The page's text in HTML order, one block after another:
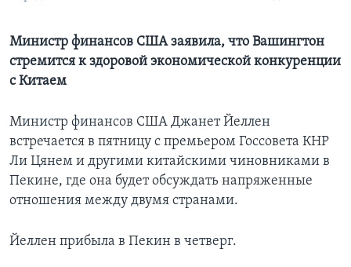
Министр финансов США заявила, что Вашингтон
стремится к здоровой экономической конкуренции
с Китаем
Министр финансов США Джанет Йеллен
встречается в пятницу с премьером Госсовета КНР
Ли Цянем и другими китайскими чиновниками в
Пекине, где она будет обсуждать напряженные
отношения между двумя странами.
Йеллен прибыла в Пекин в четверг.